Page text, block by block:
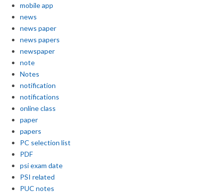
mobile app
news
news paper
news papers
newspaper
note
Notes
notification
notifications
online class
paper
papers
PC selection list
PDF
psi exam date
PSI related
PUC notes